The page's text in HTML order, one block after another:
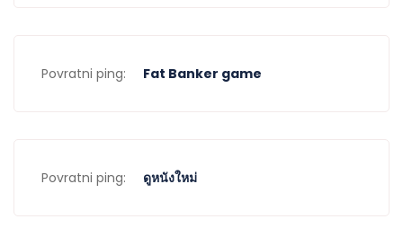
Povratni ping: Fat Banker game
Povratni ping: ดูหนังใหม่